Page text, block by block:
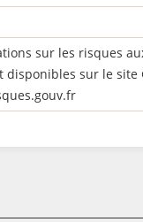
sur les risques
disponibles sur le site